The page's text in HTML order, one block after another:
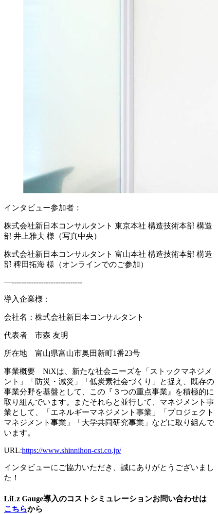
インタビュー参加者：
株式会社新日本コンサルタント 東京本社 構造技術本部 構造
部 井上雅夫 様（写真中央）
株式会社新日本コンサルタント 富山本社 構造技術本部 構造
部 稗田拓海 様（オンラインでのご参加）
—-----------------------------
導入企業様：
会社名：株式会社新日本コンサルタント
代表者 市森 友明
所在地 富山県富山市奥田新町1番23号
事業概要 NiXは、新たな社会ニーズを「ストックマネジメ
ント」「防災・減災」「低炭素社会づくり」と捉え、既存の
事業分野を基盤として、この『３つの重点事業』を積極的に
取り組んでいます。またそれらと並行して、マネジメント事
業として、「エネルギーマネジメント事業」「プロジェクト
マネジメント事業」「大学共同研究事業」などに取り組んで
います。
URL:https://www.shinnihon-cst.co.jp/
インタビューにご協力いただき、誠にありがとうございまし
た！
LiLz Gauge導入のコストシミュレーションお問い合わせは
こちらから